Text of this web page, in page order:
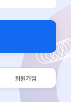
회원가입